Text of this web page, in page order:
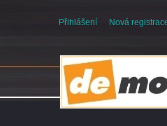
Přihlášení Nová